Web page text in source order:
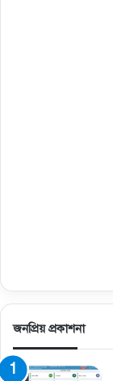
জনপ্রিয় প্রকাশনা